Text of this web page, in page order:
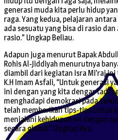
generasi muda kita perlu hidup
raga. Yang kedua, pelajaran
ada sesuatu yang bisa di rasio
rasio.” Ungkap Beliau.
Adapun juga menurut Bapak
Rohis Al-Jiddiyah menurutnya
diambil dari kegiatan Isra Mi’raj
K.H Imam Asfali, “Untuk generasi
ini dengan yang kita dengar tadi
menghadapi demokrasi pada
telah memberikan tips-tips untuk
menjalani kehidupan ini dengan
secara global.” Ungkap Nya.